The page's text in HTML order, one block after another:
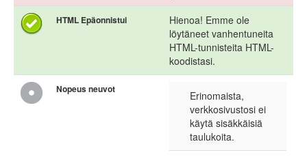
HTML Epäonnistui
Hienoa! Emme ole
löytäneet vanhentuneita
HTML-tunnisteita HTML-
koodistasi.
Nopeus neuvot
Erinomaista,
verkkosivustosi ei
käytä sisäkkäisiä
taulukoita.